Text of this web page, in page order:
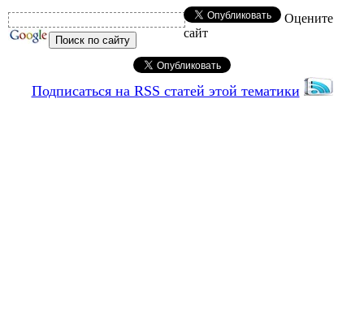
Оцените
сайт
Подписаться на RSS статей этой тематики